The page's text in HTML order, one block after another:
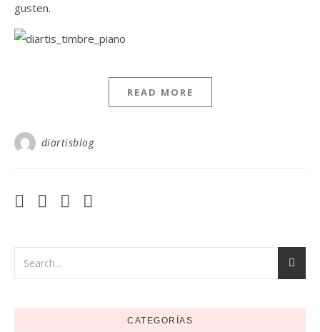
gusten.
READ MORE
diartisblog
CATEGORÍAS